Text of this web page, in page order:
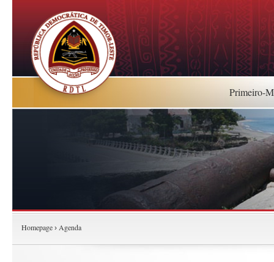
Primeiro-
Homepage › Agenda